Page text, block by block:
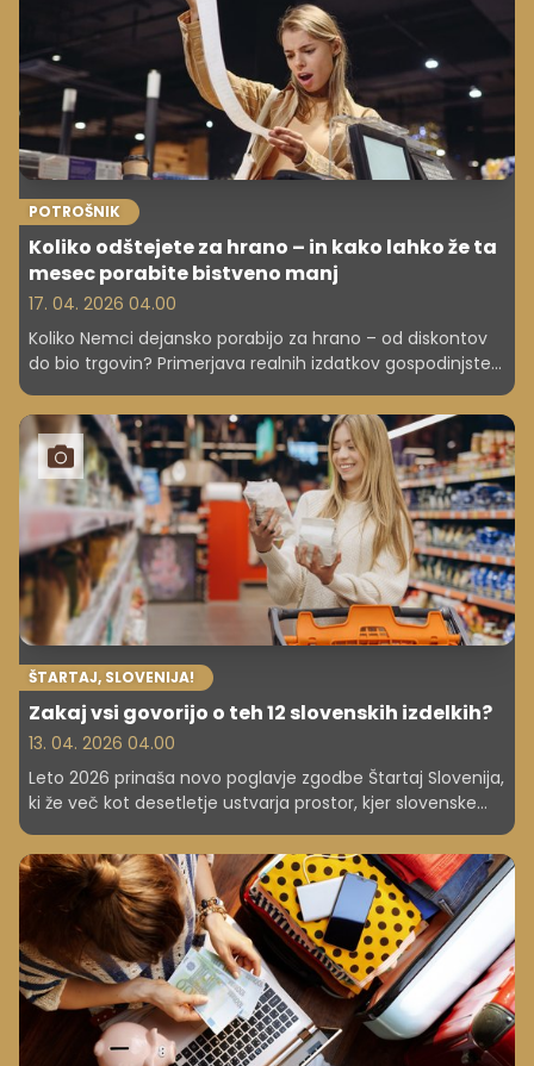
POTROŠNIK
Koliko odštejete za hrano – in kako lahko že ta
mesec porabite bistveno manj
17. 04. 2026 04.00
Koliko Nemci dejansko porabijo za hrano – od diskontov
do bio trgovin? Primerjava realnih izdatkov gospodinjstev
ŠTARTAJ, SLOVENIJA!
Zakaj vsi govorijo o teh 12 slovenskih izdelkih?
13. 04. 2026 04.00
Leto 2026 prinaša novo poglavje zgodbe Štartaj Slovenija,
ki že več kot desetletje ustvarja prostor, kjer slovenske
Platforma je v tem času postala pravi simbol
slovenskega podjetništva, kjer inovativnost, kakovost in
strast srečajo podporo skupnosti. Letošnja, 11. sezona, je
še posebej posebna, saj na oder stopa 12 legendarnih
znamk, ki so zrasle z nami, osvojile zaupanje kupcev in
postale del vsakodnevnih ritualov.